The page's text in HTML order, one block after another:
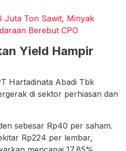
Juta Ton Sawit, Minyak
Berebut CPO
Yield Hampir
Hartadinata Abadi Tbk
di sektor perhiasan dan
sebesar Rp40 per saham.
Rp224 per lembar,